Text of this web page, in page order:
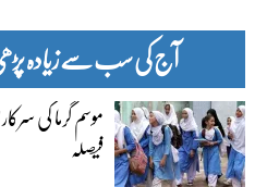
آج کی سب سے زیادہ
موسم گرما کی
فیصلہ